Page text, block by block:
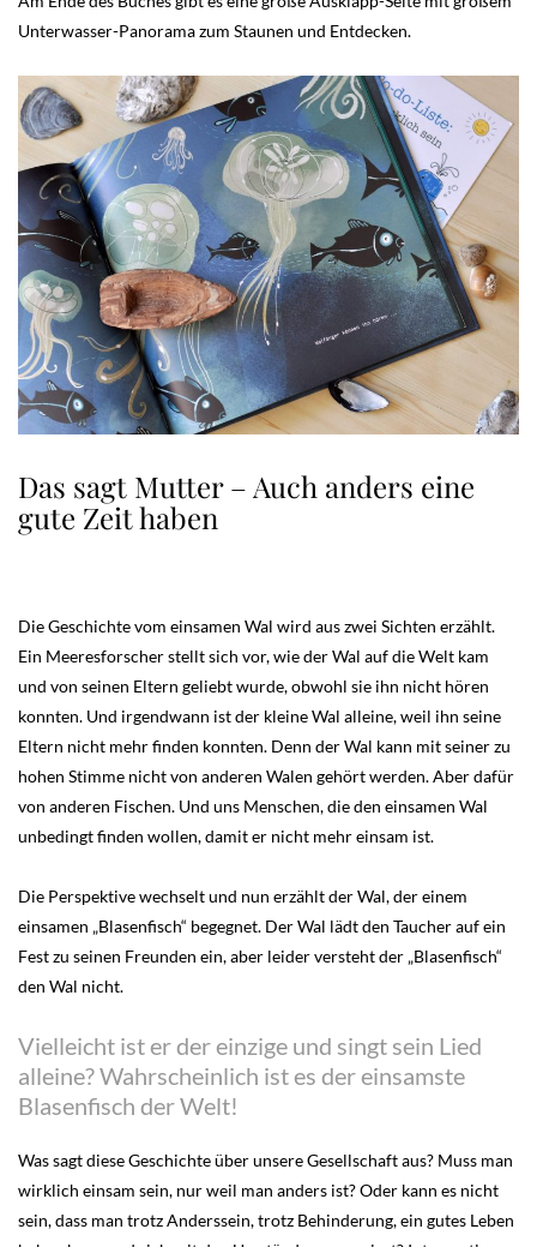
Unterwasser-Panorama zum Staunen und Entdecken.
Das sagt Mutter – Auch anders eine
gute Zeit haben
Die Geschichte vom einsamen Wal wird aus zwei Sichten erzählt.
Ein Meeresforscher stellt sich vor, wie der Wal auf die Welt kam
und von seinen Eltern geliebt wurde, obwohl sie ihn nicht hören
konnten. Und irgendwann ist der kleine Wal alleine, weil ihn seine
Eltern nicht mehr finden konnten. Denn der Wal kann mit seiner zu
hohen Stimme nicht von anderen Walen gehört werden. Aber dafür
von anderen Fischen. Und uns Menschen, die den einsamen Wal
unbedingt finden wollen, damit er nicht mehr einsam ist.
Die Perspektive wechselt und nun erzählt der Wal, der einem
einsamen „Blasenfisch“ begegnet. Der Wal lädt den Taucher auf ein
Fest zu seinen Freunden ein, aber leider versteht der „Blasenfisch“
den Wal nicht.
Vielleicht ist er der einzige und singt sein Lied
alleine? Wahrscheinlich ist es der einsamste
Blasenfisch der Welt!
Was sagt diese Geschichte über unsere Gesellschaft aus? Muss man
wirklich einsam sein, nur weil man anders ist? Oder kann es nicht
sein, dass man trotz Anderssein, trotz Behinderung, ein gutes Leben